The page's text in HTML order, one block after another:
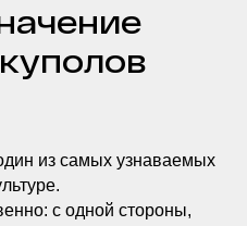
из самых узнаваемых
с одной стороны,